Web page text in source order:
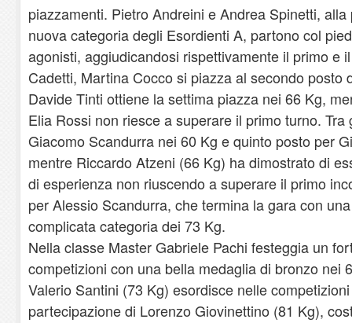
piazzamenti. Pietro Andreini e Andrea Spinetti,
nuova categoria degli Esordienti A, partono col
agonisti, aggiudicandosi rispettivamente il primo e
Cadetti, Martina Cocco si piazza al secondo posto
Davide Tinti ottiene la settima piazza nei 66 Kg,
Elia Rossi non riesce a superare il primo turno.
Giacomo Scandurra nei 60 Kg e quinto posto per
mentre Riccardo Atzeni (66 Kg) ha dimostrato di
di esperienza non riuscendo a superare il primo
per Alessio Scandurra, che termina la gara con
complicata categoria dei 73 Kg.
Nella classe Master Gabriele Pachi festeggia un
competizioni con una bella medaglia di bronzo nei
Valerio Santini (73 Kg) esordisce nelle
partecipazione di Lorenzo Giovinettino (81 Kg),